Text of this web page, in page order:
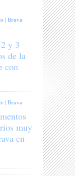
|Brava
y 3
de la
con
|Brava
muy
en